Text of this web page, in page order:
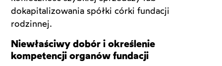
dokapitalizowania spółki córki fundacji
rodzinnej.
Niewłaściwy dobór i określenie
kompetencji organów fundacji